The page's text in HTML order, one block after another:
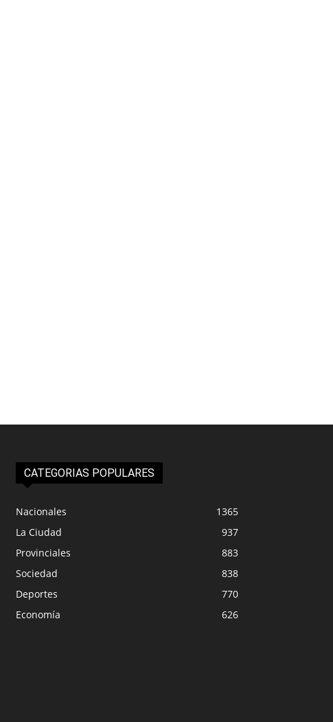
CATEGORIAS POPULARES
Nacionales
1365
La Ciudad
937
Provinciales
883
Sociedad
838
Deportes
770
Economía
626